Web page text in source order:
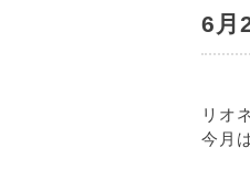
6月
リオ
今月